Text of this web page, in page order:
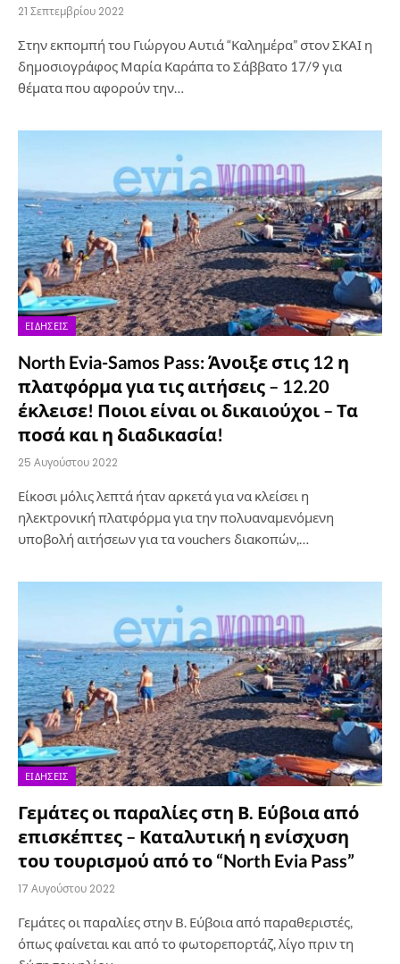
21 Σεπτεμβρίου 2022
Στην εκπομπή του Γιώργου Αυτιά “Καλημέρα” στον ΣΚΑΙ η
δημοσιογράφος Μαρία Καράπα το Σάββατο 17/9 για
θέματα που αφορούν την…
ΕΙΔΉΣΕΙΣ
North Evia-Samos Pass: Άνοιξε στις 12 η
πλατφόρμα για τις αιτήσεις – 12.20
έκλεισε! Ποιοι είναι οι δικαιούχοι – Τα
ποσά και η διαδικασία!
25 Αυγούστου 2022
Είκοσι μόλις λεπτά ήταν αρκετά για να κλείσει η
ηλεκτρονική πλατφόρμα για την πολυαναμενόμενη
υποβολή αιτήσεων για τα vouchers διακοπών,…
ΕΙΔΉΣΕΙΣ
Γεμάτες οι παραλίες στη Β. Εύβοια από
επισκέπτες – Καταλυτική η ενίσχυση
του τουρισμού από το “North Evia Pass”
17 Αυγούστου 2022
Γεμάτες οι παραλίες στην Β. Εύβοια από παραθεριστές,
όπως φαίνεται και από το φωτορεπορτάζ, λίγο πριν τη